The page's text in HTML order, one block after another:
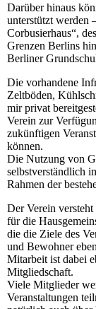
Darüber hinaus
unterstützt werden
Corbusierhaus“,
Grenzen Berlins
Berliner
Die vorhandene
Zeltböden,
mir privat
Verein zur
zukünftigen
können.
Die Nutzung von
selbstverständlich
Rahmen der
Der Verein
für die
die die Ziele des
und Bewohner
Mitarbeit ist dabei
Mitgliedschaft.
Viele Mitglieder
Veranstaltungen